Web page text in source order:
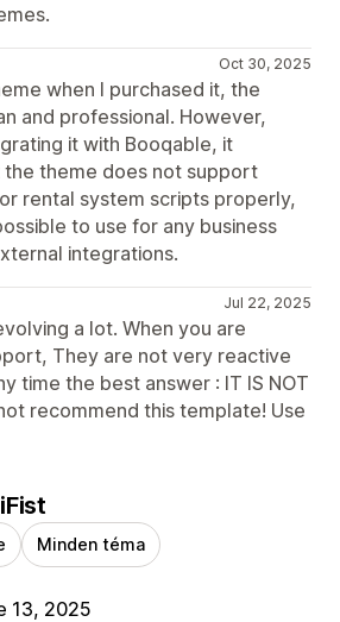
Oct 30, 2025
when I purchased it, the
and professional. However,
it with Booqable, it
theme does not support
rental system scripts properly,
to use for any business
integrations.
Jul 22, 2025
a lot. When you are
They are not very reactive
time the best answer : IT IS NOT
recommend this template! Use
Minden téma
13, 2025